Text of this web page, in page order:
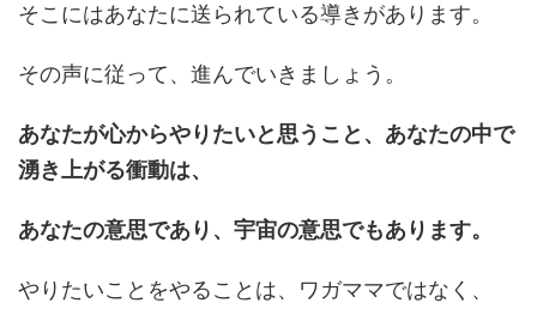
そこにはあなたに送られている導きがあります。
その声に従って、進んでいきましょう。
あなたが心からやりたいと思うこと、あなたの中で
湧き上がる衝動は、
あなたの意思であり、宇宙の意思でもあります。
やりたいことをやることは、ワガママではなく、